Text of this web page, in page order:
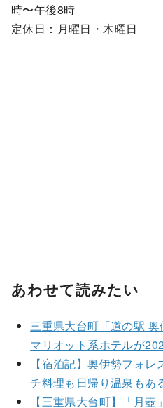
時〜午後8時
定休日：月曜日・木曜日
あわせて読みたい
三重県大台町「道の駅
マリオット系ホテルが
【宿泊記】奥伊勢フォ
チ料理も日帰り温泉もあ
【三重県大台町】「月